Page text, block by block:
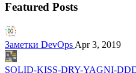
Featured Posts
Заметки DevOps Apr 3, 2019
SOLID-KISS-DRY-YAGNI-